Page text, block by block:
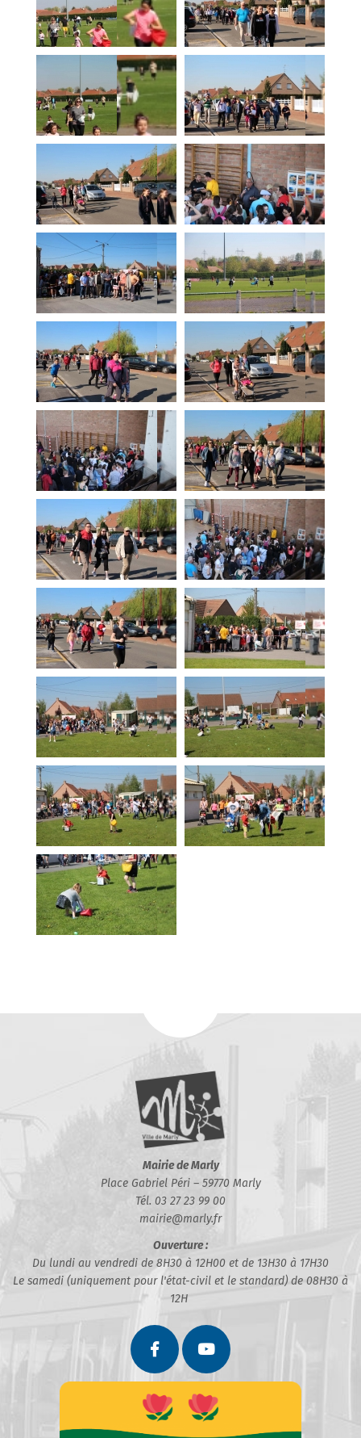
Mairie de Marly
Place Gabriel Péri – 59770 Marly
Tél. 03 27 23 99 00
mairie@marly.fr
Ouverture :
Du lundi au vendredi de 8H30 à 12H00 et de 13H30 à 17H30
Le samedi (uniquement pour l'état-civil et le standard) de 08H30 à
12H